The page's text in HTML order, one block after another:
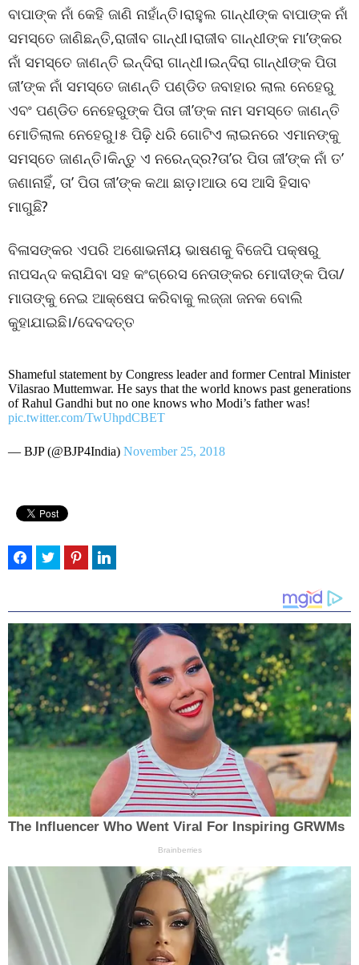
ବାପାଙ୍କ ନାଁ କେହି ଜାଣି ନାହାଁନ୍ତି।ରାହୁଲ ଗାନ୍ଧୀଙ୍କ ବାପାଙ୍କ ନାଁ
ସମସ୍ତେ ଜାଣିଛନ୍ତି,ରାଜୀବ ଗାନ୍ଧୀ।ରାଜୀବ ଗାନ୍ଧୀଙ୍କ ମା’ଙ୍କର
ନାଁ ସମସ୍ତେ ଜାଣନ୍ତି ଇନ୍ଦିରା ଗାନ୍ଧୀ।ଇନ୍ଦିରା ଗାନ୍ଧୀଙ୍କ ପିତା
ଜୀ’ଙ୍କ ନାଁ ସମସ୍ତେ ଜାଣନ୍ତି ପଣ୍ଡିତ ଜବାହାର ଲାଲ ନେହେରୁ
ଏବଂ ପଣ୍ଡିତ ନେହେରୁଙ୍କ ପିତା ଜୀ’ଙ୍କ ନାମ ସମସ୍ତେ ଜାଣନ୍ତି
ମୋତିଲାଲ ନେହେରୁ।୫ ପିଢ଼ି ଧରି ଗୋଟିଏ ଲାଇନରେ ଏମାନଙ୍କୁ
ସମସ୍ତେ ଜାଣନ୍ତି।କିନ୍ତୁ ଏ ନରେନ୍ଦ୍ର?ତା’ର ପିତା ଜୀ’ଙ୍କ ନାଁ ତ’
ଜଣାନାହିଁ, ତା’ ପିତା ଜୀ’ଙ୍କ କଥା ଛାଡ଼।ଆଉ ସେ ଆସି ହିସାବ
ମାଗୁଛି?
ବିଳାସଙ୍କର ଏପରି ଅଶୋଭନୀୟ ଭାଷଣକୁ ବିଜେପି ପକ୍ଷରୁ
ନାପସନ୍ଦ କରାଯିବା ସହ କଂଗ୍ରେସ ନେତାଙ୍କର ମୋଦୀଙ୍କ ପିତା/
ମାତାଙ୍କୁ ନେଇ ଆକ୍ଷେପ କରିବାକୁ ଲଜ୍ଜା ଜନକ ବୋଲି
କୁହାଯାଇଛି।/ଦେବଦତ୍ତ
Shameful statement by Congress leader and former Central Minister
Vilasrao Muttemwar. He says that the world knows past generations
of Rahul Gandhi but no one knows who Modi’s father was!
pic.twitter.com/TwUhpdCBET
— BJP (@BJP4India) November 25, 2018